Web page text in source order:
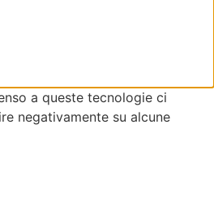
a queste tecnologie ci
negativamente su alcune